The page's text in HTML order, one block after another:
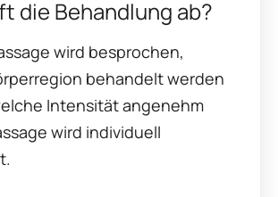
die Behandlung ab?
wird besprochen,
behandelt werden
Intensität angenehm
wird individuell